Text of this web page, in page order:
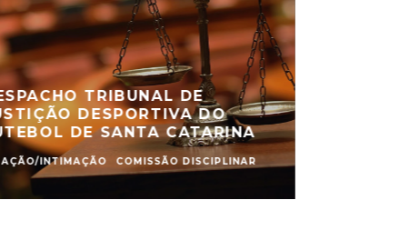
TRIBUNAL DE
DESPORTIVA DO
DE SANTA CATARINA
INTIMAÇÃO COMISSÃO DISCIPLINAR